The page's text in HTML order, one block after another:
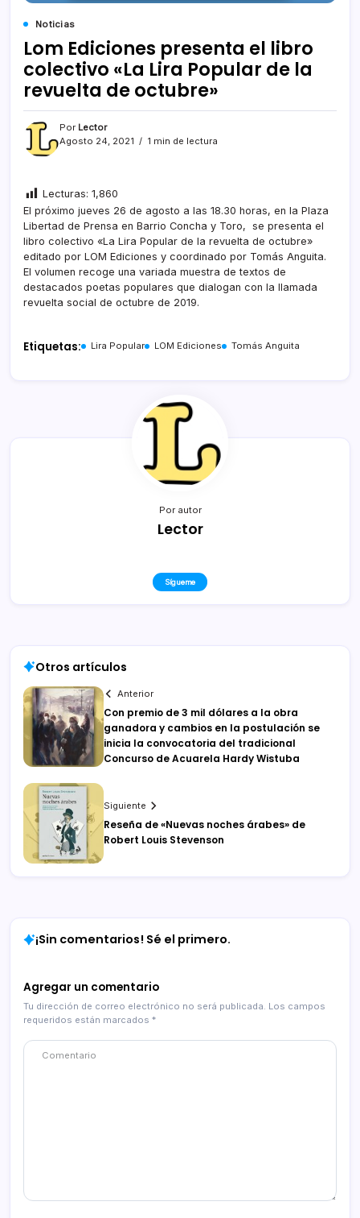
Noticias
Lom Ediciones presenta el libro
colectivo «La Lira Popular de la
revuelta de octubre»
Por Lector
Agosto 24, 2021
1 min de lectura
Lecturas: 1,860
El próximo jueves 26 de agosto a las 18.30 horas, en la Plaza
Libertad de Prensa en Barrio Concha y Toro, se presenta el
libro colectivo «La Lira Popular de la revuelta de octubre»
editado por LOM Ediciones y coordinado por Tomás Anguita.
El volumen recoge una variada muestra de textos de
destacados poetas populares que dialogan con la llamada
revuelta social de octubre de 2019.
Etiquetas: Lira Popular LOM Ediciones Tomás Anguita
Por autor
Lector
Sígueme
Otros artículos
Anterior
Con premio de 3 mil dólares a la obra
ganadora y cambios en la postulación se
inicia la convocatoria del tradicional
Concurso de Acuarela Hardy Wistuba
Siguiente
Reseña de «Nuevas noches árabes» de
Robert Louis Stevenson
¡Sin comentarios! Sé el primero.
Agregar un comentario
Tu dirección de correo electrónico no será publicada. Los campos
requeridos están marcados *